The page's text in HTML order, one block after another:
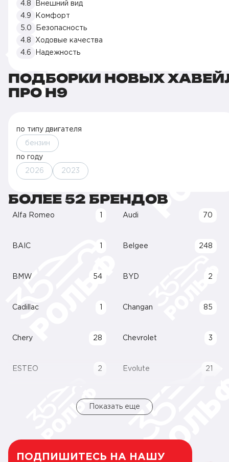
4.8
Внешний вид
4.9
Комфорт
5.0
Безопасность
4.8
Ходовые качества
4.6
Надежность
ПОДБОРКИ НОВЫХ
ПРО H9
по типу двигателя
бензин
по году
2026 2023
БОЛЕЕ 52 БРЕНДОВ
Alfa Romeo Audi 70
BAIC Belgee 248
BMW 54 BYD 2
Cadillac Changan 85
Chery 28 Chevrolet 3
ESTEO 2 Evolute 21
Показать еще
ПОДПИШИТЕСЬ НА НАШУ